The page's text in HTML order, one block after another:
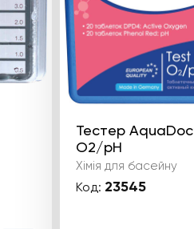
Тестер
O2/pH
Хімія для басейну
Код: 23545